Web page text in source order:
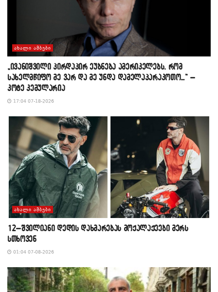
ᲐᲮᲐᲚᲘ ᲐᲛᲑᲔᲑᲘ
„ივანიშვილი პირდაპირ ეუბნება ამერიკელებს, რომ
სახელმწიფო მე ვარ და მე უნდა დამელაპარაკოთო…“ –
კოტე კემულარია
17:04 07-18-2026
ᲐᲮᲐᲚᲘ ᲐᲛᲑᲔᲑᲘ
12–შვილიანი დედის დახმარებას მოქალაქეები მერს
სთხოვენ
01:04 07-08-2026